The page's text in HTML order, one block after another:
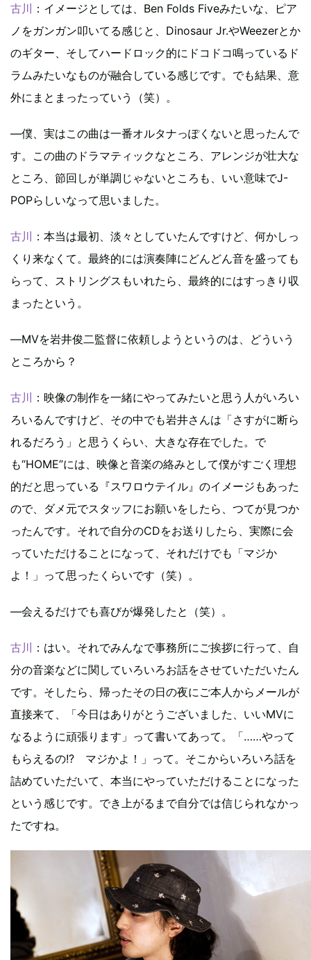
古川 ：イメージとしては、Ben Folds Fiveみたいな、ピア
ノをガンガン叩いてる感じと、Dinosaur Jr.やWeezerとか
のギター、そしてハードロック的にドコドコ鳴っているド
ラムみたいなものが融合している感じです。でも結果、意
外にまとまったっていう（笑）。
―僕、実はこの曲は一番オルタナっぽくないと思ったんで
す。この曲のドラマティックなところ、アレンジが壮大な
ところ、節回しが単調じゃないところも、いい意味でJ-
POPらしいなって思いました。
古川 ：本当は最初、淡々としていたんですけど、何かしっ
くり来なくて。最終的には演奏陣にどんどん音を盛っても
らって、ストリングスもいれたら、最終的にはすっきり収
まったという。
―MVを岩井俊二監督に依頼しようというのは、どういう
ところから？
古川 ：映像の制作を一緒にやってみたいと思う人がいろい
ろいるんですけど、その中でも岩井さんは「さすがに断ら
れるだろう」と思うくらい、大きな存在でした。で
も“HOME”には、映像と音楽の絡みとして僕がすごく理想
的だと思っている『スワロウテイル』のイメージもあった
ので、ダメ元でスタッフにお願いをしたら、つてが見つか
ったんです。それで自分のCDをお送りしたら、実際に会
っていただけることになって、それだけでも「マジか
よ！」って思ったくらいです（笑）。
―会えるだけでも喜びが爆発したと（笑）。
古川 ：はい。それでみんなで事務所にご挨拶に行って、自
分の音楽などに関していろいろお話をさせていただいたん
です。そしたら、帰ったその日の夜にご本人からメールが
直接来て、「今日はありがとうございました、いいMVに
なるように頑張ります」って書いてあって。「……やって
もらえるの!? マジかよ！」って。そこからいろいろ話を
詰めていただいて、本当にやっていただけることになった
という感じです。でき上がるまで自分では信じられなかっ
たですね。